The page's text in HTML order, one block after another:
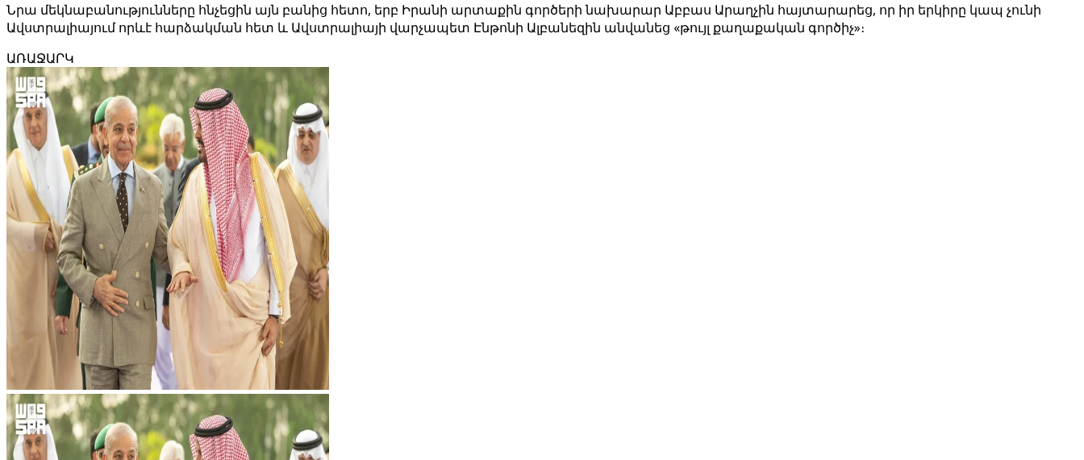
Նրա մեկնաբանությունները հնչեցին այն բանից հետո, երբ Իրանի արտաքին գործերի նախարար Աբբաս Արաղչին հայտարարեց, որ իր երկիրը կապ չունի
Ավստրալիայում որևէ հարձակման հետ և Ավստրալիայի վարչապետ Էնթոնի Ալբանեզին անվանեց «թույլ քաղաքական գործիչ»։
ԱՌԱՋԱՐԿ